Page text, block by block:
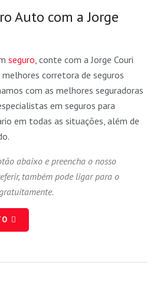
Auto com a Jorge
seguro , conte com a Jorge Couri
melhores corretora de seguros
com as melhores seguradoras
em seguros para
em todas as situações, além de
abaixo e preencha o nosso
também pode ligar para o